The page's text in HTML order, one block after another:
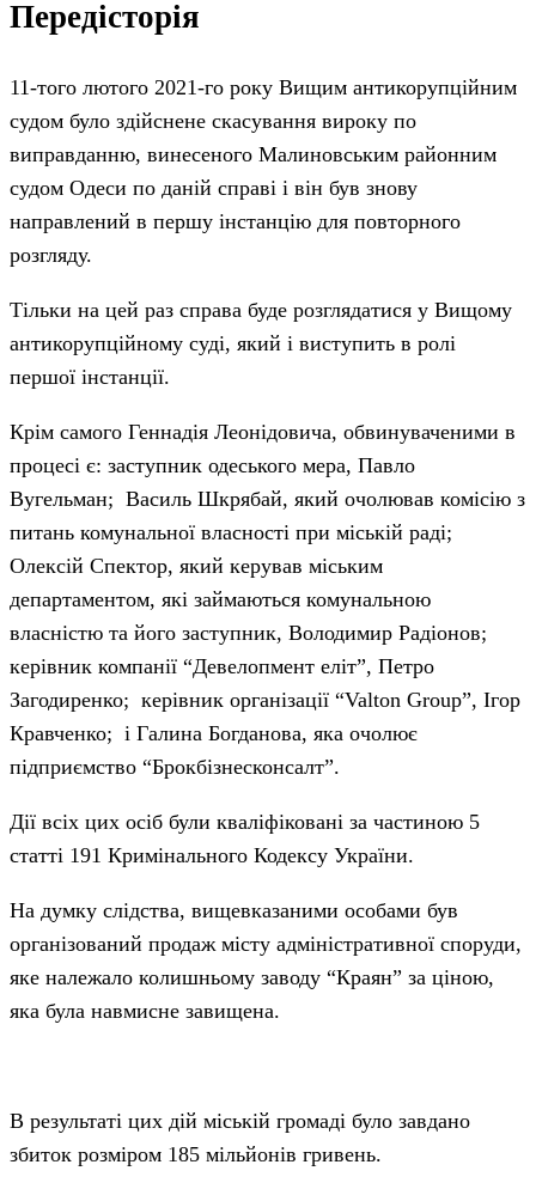
Передісторія
11-того лютого 2021-го року Вищим антикорупційним
судом було здійснене скасування вироку по
виправданню, винесеного Малиновським районним
судом Одеси по даній справі і він був знову
направлений в першу інстанцію для повторного
розгляду.
Тільки на цей раз справа буде розглядатися у Вищому
антикорупційному суді, який і виступить в ролі
першої інстанції.
Крім самого Геннадія Леонідовича, обвинуваченими в
процесі є: заступник одеського мера, Павло
Вугельман; Василь Шкрябай, який очолював комісію з
питань комунальної власності при міській раді;
Олексій Спектор, який керував міським
департаментом, які займаються комунальною
власністю та його заступник, Володимир Радіонов;
керівник компанії “Девелопмент еліт”, Петро
Загодиренко; керівник організації “Valton Group”, Ігор
Кравченко; і Галина Богданова, яка очолює
підприємство “Брокбізнесконсалт”.
Дії всіх цих осіб були кваліфіковані за частиною 5
статті 191 Кримінального Кодексу України.
На думку слідства, вищевказаними особами був
організований продаж місту адміністративної споруди,
яке належало колишньому заводу “Краян” за ціною,
яка була навмисне завищена.
В результаті цих дій міській громаді було завдано
збиток розміром 185 мільйонів гривень.